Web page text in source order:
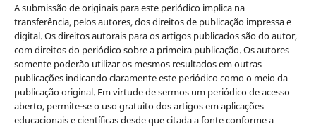
A submissão de originais para este periódico implica na
transferência, pelos autores, dos direitos de publicação impressa e
digital. Os direitos autorais para os artigos publicados são do autor,
com direitos do periódico sobre a primeira publicação. Os autores
somente poderão utilizar os mesmos resultados em outras
publicações indicando claramente este periódico como o meio da
publicação original. Em virtude de sermos um periódico de acesso
aberto, permite-se o uso gratuito dos artigos em aplicações
educacionais e científicas desde que citada a fonte conforme a